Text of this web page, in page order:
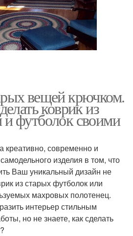
вещей крючком.
коврик из
футболок своими
креативно, современно и
изделия в том, что
Ваш уникальный дизайн не
из старых футболок или
махровых полотенец.
интерьер стильным
но не знаете, как сделать